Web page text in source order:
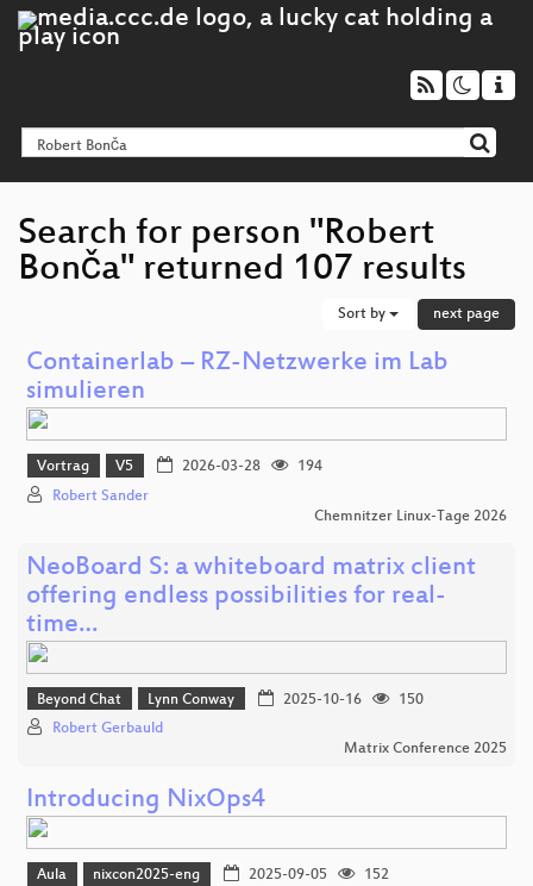
Search for person "Robert
Bonča" returned 107 results
Sort by next page
Containerlab – RZ-Netzwerke im Lab
simulieren
Vortrag V5 2026-03-28
194
Robert Sander
Chemnitzer Linux-Tage 2026
NeoBoard S: a whiteboard matrix client
offering endless possibilities for real-
time…
Beyond Chat Lynn Conway 2025-10-16
150
Robert Gerbauld
Matrix Conference 2025
Introducing NixOps4
Aula nixcon2025-eng 2025-09-05
152